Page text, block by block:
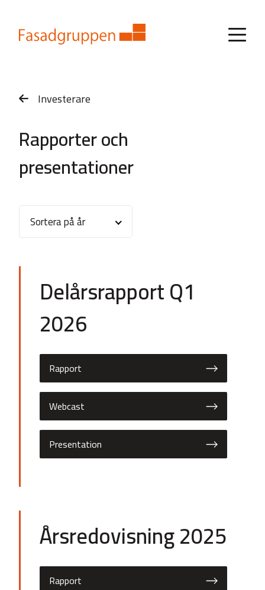
Investerare
Rapporter och
presentationer
Sortera på år
Delårsrapport Q1
2026
Rapport
Webcast
Presentation
Årsredovisning 2025
Rapport